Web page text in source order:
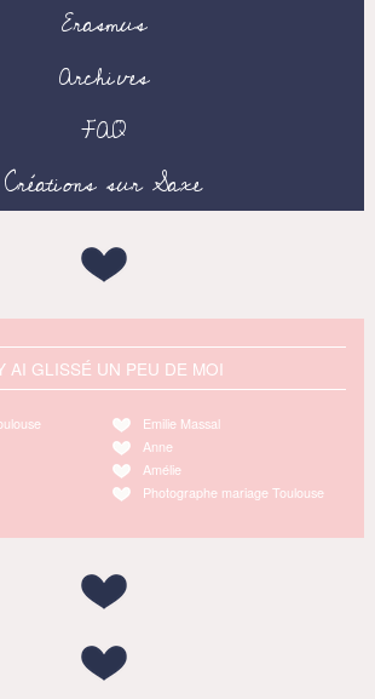
Erasmus
Archives
FAQ
Créations sur Saxe
AI GLISSÉ UN PEU DE MOI
Emilie Massal
Anne
Amélie
Photographe mariage Toulouse